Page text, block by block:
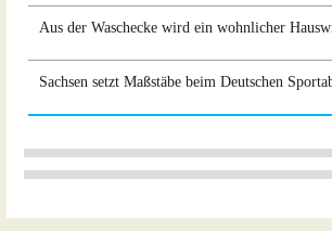
Aus der Waschecke wird ein wohnlicher
Sachsen setzt Maßstäbe beim Deutschen